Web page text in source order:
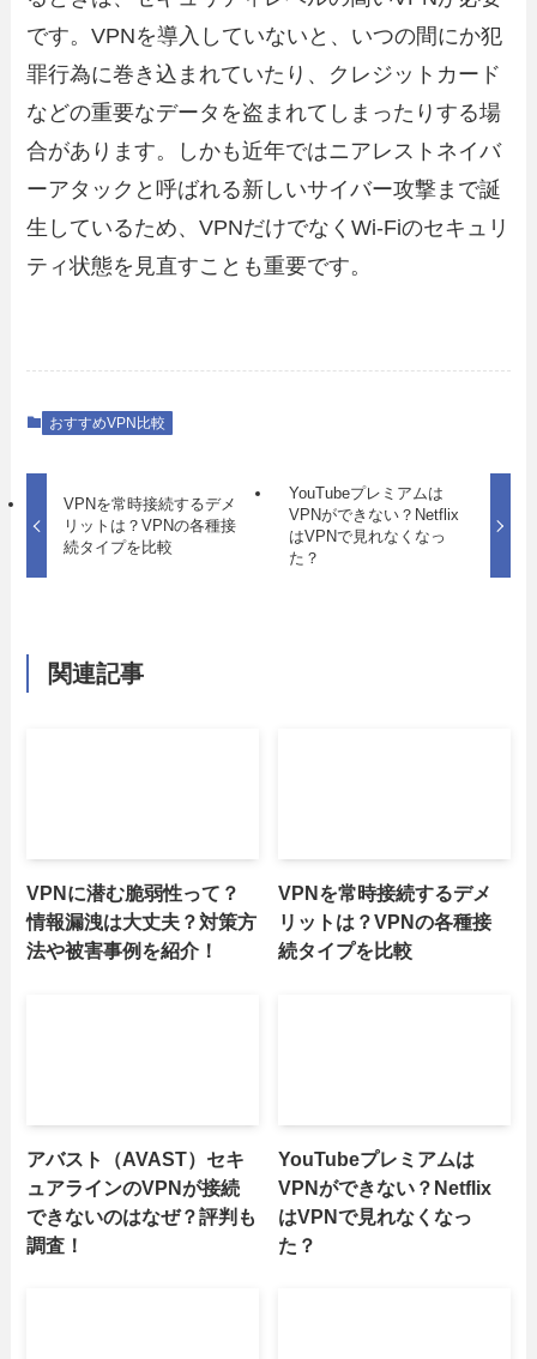
です。VPNを導入していないと、いつの間にか犯
罪行為に巻き込まれていたり、クレジットカード
などの重要なデータを盗まれてしまったりする場
合があります。しかも近年ではニアレストネイバ
ーアタックと呼ばれる新しいサイバー攻撃まで誕
生しているため、VPNだけでなくWi-Fiのセキュリ
ティ状態を見直すことも重要です。
おすすめVPN比較
VPNを常時接続するデメ
リットは？VPNの各種接
続タイプを比較
YouTubeプレミアムは
VPNができない？Netflix
はVPNで見れなくなっ
た？
関連記事
VPNに潜む脆弱性って？
情報漏洩は大丈夫？対策方
法や被害事例を紹介！
VPNを常時接続するデメ
リットは？VPNの各種接
続タイプを比較
アバスト（AVAST）セキ
ュアラインのVPNが接続
できないのはなぜ？評判も
調査！
YouTubeプレミアムは
VPNができない？Netflix
はVPNで見れなくなっ
た？